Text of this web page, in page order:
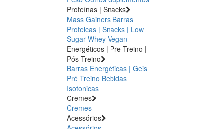
Proteínas | Snacks
Mass Gainers Barras
Proteicas | Snacks | Low
Sugar Whey Vegan
Energéticos | Pre Treino |
Pós Treino
Barras Energéticas | Geis
Pré Treino Bebidas
Isotonicas
Cremes
Cremes
Acessórios